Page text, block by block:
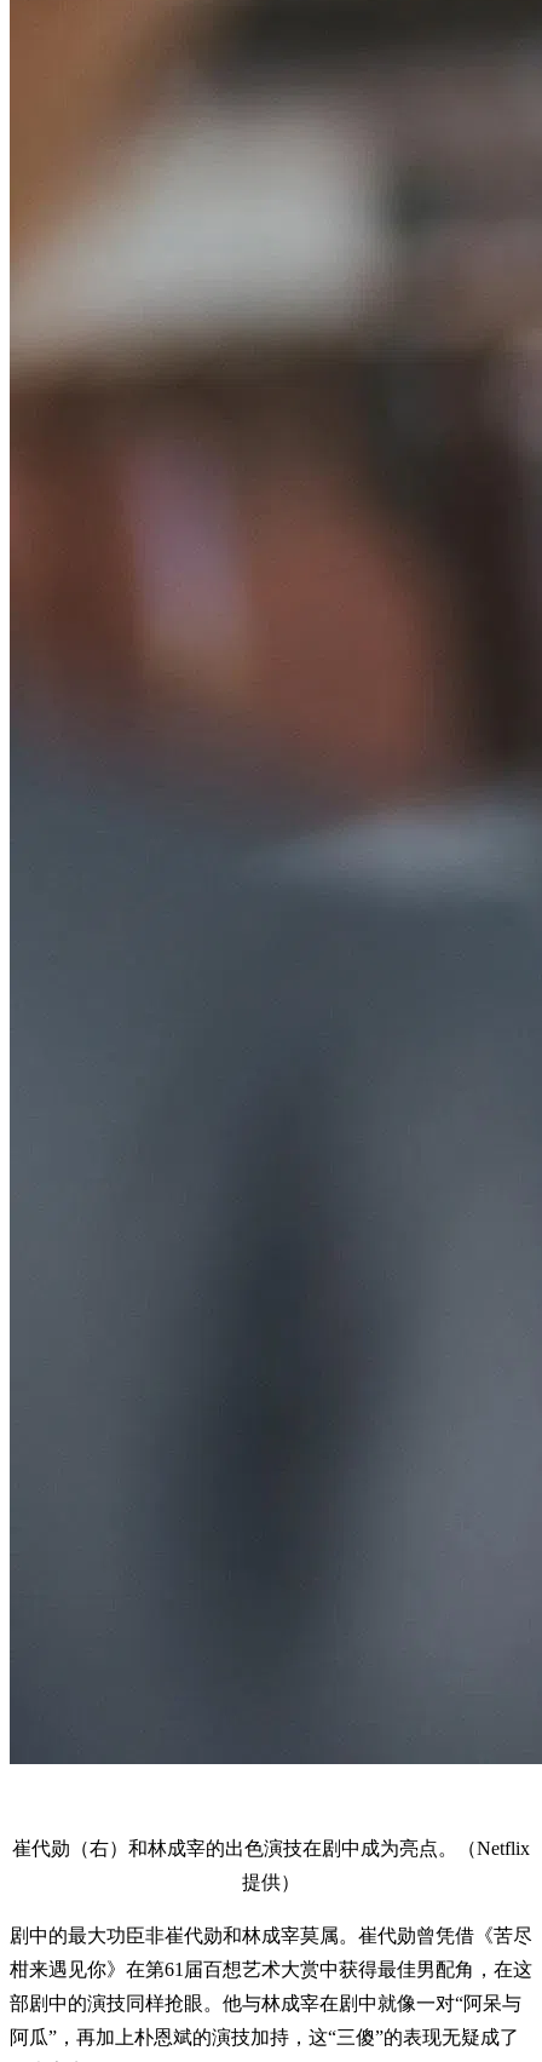
崔代勋（右）和林成宰的出色演技在剧中成为亮点。（Netflix
提供）
剧中的最大功臣非崔代勋和林成宰莫属。崔代勋曾凭借《苦尽
柑来遇见你》在第61届百想艺术大赏中获得最佳男配角，在这
部剧中的演技同样抢眼。他与林成宰在剧中就像一对“阿呆与
阿瓜”，再加上朴恩斌的演技加持，这“三傻”的表现无疑成了